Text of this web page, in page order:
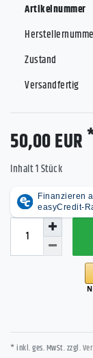
Artikelnummer
Zustand
Versandfertig
50,00 EUR
Inhalt1Stück
* inkl. ges. MwSt. zzgl.